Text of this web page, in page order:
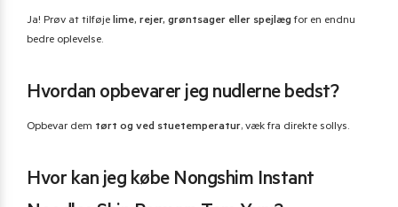
Ja! Prøv at tilføje lime, rejer, grøntsager eller spejlæg for en endnu
bedre oplevelse.
Hvordan opbevarer jeg nudlerne bedst?
Opbevar dem tørt og ved stuetemperatur, væk fra direkte sollys.
Hvor kan jeg købe Nongshim Instant